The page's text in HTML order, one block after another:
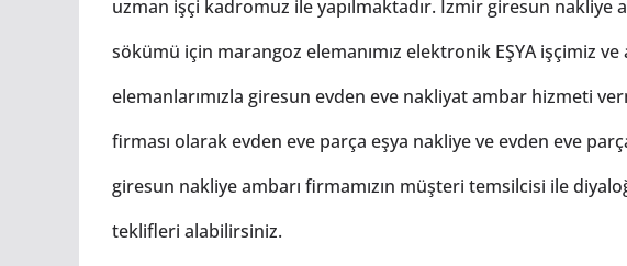
uzman işçi kadromuz ile yapılmaktadır. İzmir giresun nakliye
sökümü için marangoz elemanımız elektronik EŞYA işçimiz
elemanlarımızla giresun evden eve nakliyat ambar hizmeti
firması olarak evden eve parça eşya nakliye ve evden eve
giresun nakliye ambarı firmamızın müşteri temsilcisi ile
teklifleri alabilirsiniz.